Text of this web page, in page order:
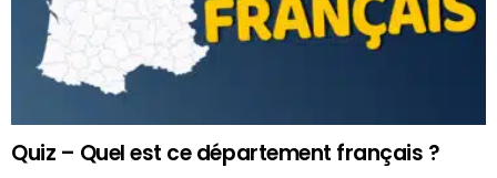
Quiz – Quel est ce département français ?